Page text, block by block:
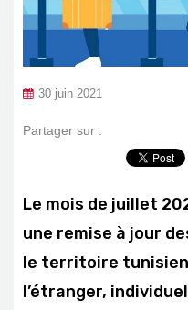
30 juin 2021
Partager sur :
Le mois de juillet
une remise à jour
le territoire
l’étranger,